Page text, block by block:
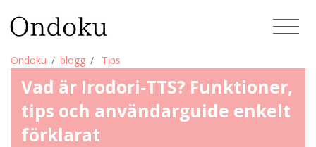
Ondoku blogg Tips
Vad är Irodori-TTS? Funktioner,
tips och användarguide enkelt
förklarat